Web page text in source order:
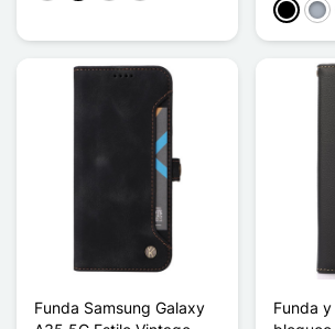
NegroGris
Funda Samsung Galaxy
Funda